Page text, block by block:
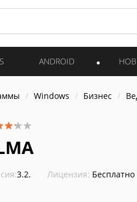
ANDROID
Windows Бизнес
3.2. Лицензия: